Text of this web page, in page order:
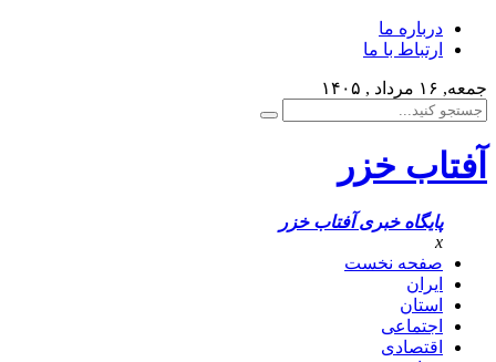
درباره ما
ارتباط با ما
جمعه, ۱۶ مرداد , ۱۴۰۵
آفتاب خزر
پایگاه خبری آفتاب خزر
x
صفحه نخست
ایران
استان
اجتماعی
اقتصادی